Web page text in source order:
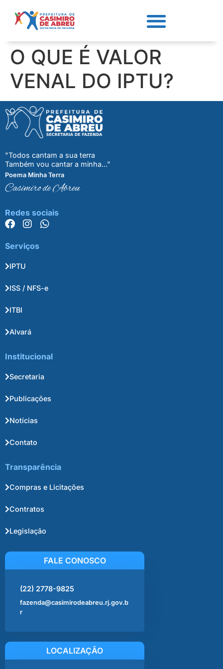
O QUE É VALOR
VENAL DO IPTU?
"Todos cantam a sua terra
Também vou cantar a minha..."
Poema Minha Terra
Casimiro de Abreu
Redes sociais
Serviços
IPTU
ISS / NFS-e
ITBI
Alvará
Institucional
Secretaria
Publicações
Notícias
Contato
Transparência
Compras e Licitações
Contratos
Legislação
FALE CONOSCO
(22) 2778-9825
fazenda@casimirodeabreu.rj.gov.b
r
LOCALIZAÇÃO